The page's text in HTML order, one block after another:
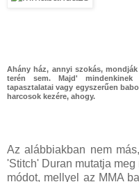
Ahány ház, annyi szokás,
terén sem. Majd' mindenkinek
tapasztalatai vagy egyszerűen
harcosok kezére, ahogy.
Az alábbiakban nem
'Stitch' Duran mutatja
módot, mellyel az MMA